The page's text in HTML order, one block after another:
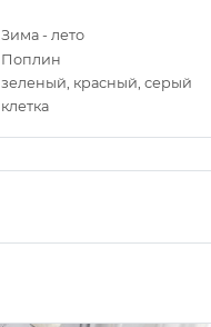
Зима - лето
Поплин
зеленый, красный, серый
клетка